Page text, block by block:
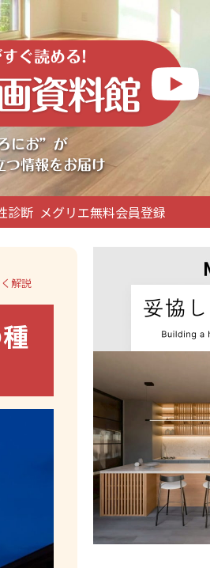
診断 メグリエ無料会員登録
解説